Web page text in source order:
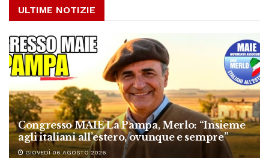
ULTIME NOTIZIE
Congresso MAIE La Pampa, Merlo: “Insieme
agli italiani all’estero, ovunque e sempre”
GIOVEDÌ 06 AGOSTO 2026